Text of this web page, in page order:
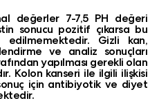
değerler 7-7,5 PH değeri
sonucu pozitif çıkarsa bu
Gizli kan,
ve analiz sonuçları
yapılması gerekli olan
Kolon kanseri ile ilgili ilişkisi
için antibiyotik ve diyet